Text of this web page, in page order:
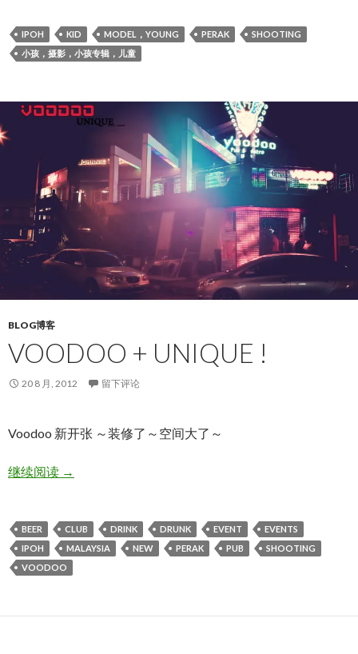
IPOH KID MODEL，YOUNG PERAK
SHOOTING
小孩，摄影，小孩专辑，儿童
BLOG博客
VOODOO + UNIQUE !
20 8 月, 2012 留下评论
Voodoo 新开张 ～装修了～空间大了～
继续阅读Voodoo + UNIQUE !
→
BEER CLUB DRINK DRUNK EVENT
EVENTS
IPOH
MALAYSIA NEW PERAK PUB
SHOOTING
VOODOO